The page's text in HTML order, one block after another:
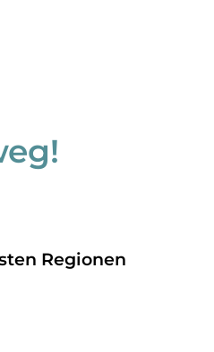
Regionen